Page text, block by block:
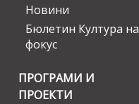
Новини
Бюлетин Култура на
фокус
ПРОГРАМИ И
ПРОЕКТИ